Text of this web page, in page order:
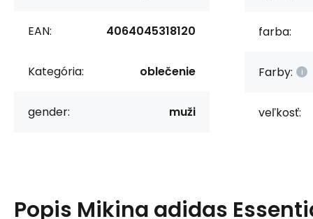
EAN: 4064045318120
Kategória: oblečenie
gender: muži
farba:
Farby:
veľkosť:
Popis Mikina adidas